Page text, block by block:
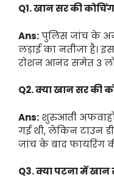
Q1. खान सर की
Ans:पुलिस जांच के
लड़ाई का नतीजा है।
रोशन आनंद समेत 3
Q2. क्या खान सर की
Ans: शुरुआती अफवाहों
गई थी, लेकिन टाउन
जांच के बाद फायरिंग
Q3. क्या पटना में